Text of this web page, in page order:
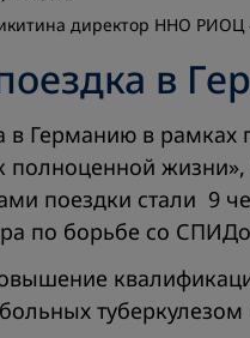
директор ННО РИОЦ
в
в Германию в рамках
поездки стали 9
по борьбе со
туберкулезом